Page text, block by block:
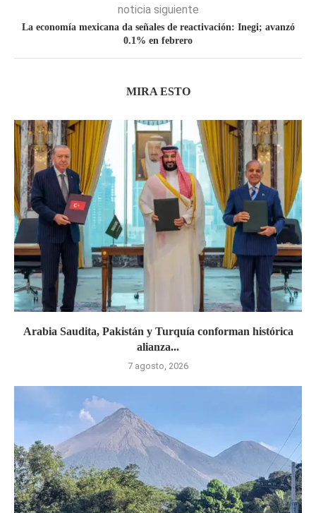
noticia siguiente
La economía mexicana da señales de reactivación: Inegi; avanzó
0.1% en febrero
MIRA ESTO
Arabia Saudita, Pakistán y Turquía conforman histórica
alianza...
7 agosto, 2026